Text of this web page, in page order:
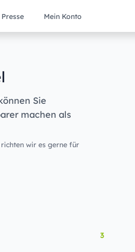
Presse Mein Konto
Sie
machen als
wir es gerne für
3